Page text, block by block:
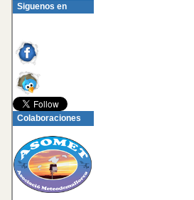
Siguenos en
Colaboraciones